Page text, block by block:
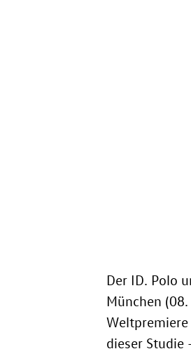
Der ID. Polo
München
Weltpremiere
dieser Studie